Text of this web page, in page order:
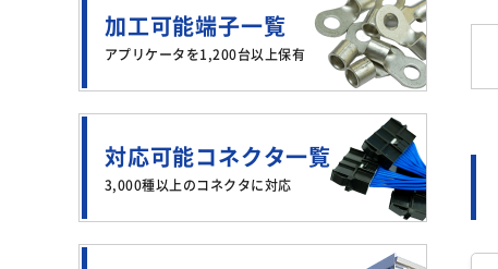
加工可能端子一覧
アプリケータを1,200台以上保有
対応可能コネクタ一覧
3,000種以上のコネクタに対応